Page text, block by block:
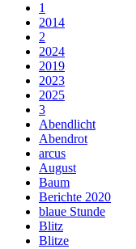
1
2014
2
2024
2019
2023
2025
3
Abendlicht
Abendrot
arcus
August
Baum
Berichte 2020
blaue Stunde
Blitz
Blitze